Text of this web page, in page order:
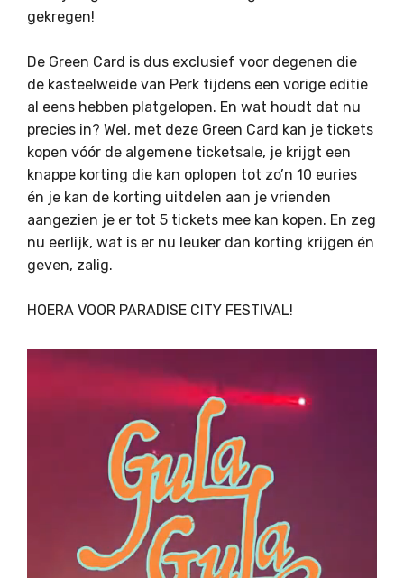
gekregen!
De Green Card is dus exclusief voor degenen die
de kasteelweide van Perk tijdens een vorige editie
al eens hebben platgelopen. En wat houdt dat nu
precies in? Wel, met deze Green Card kan je tickets
kopen vóór de algemene ticketsale, je krijgt een
knappe korting die kan oplopen tot zo’n 10 euries
én je kan de korting uitdelen aan je vrienden
aangezien je er tot 5 tickets mee kan kopen. En zeg
nu eerlijk, wat is er nu leuker dan korting krijgen én
geven, zalig.
HOERA VOOR PARADISE CITY FESTIVAL!